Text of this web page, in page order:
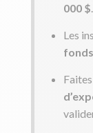
000 $.
Les
fonds